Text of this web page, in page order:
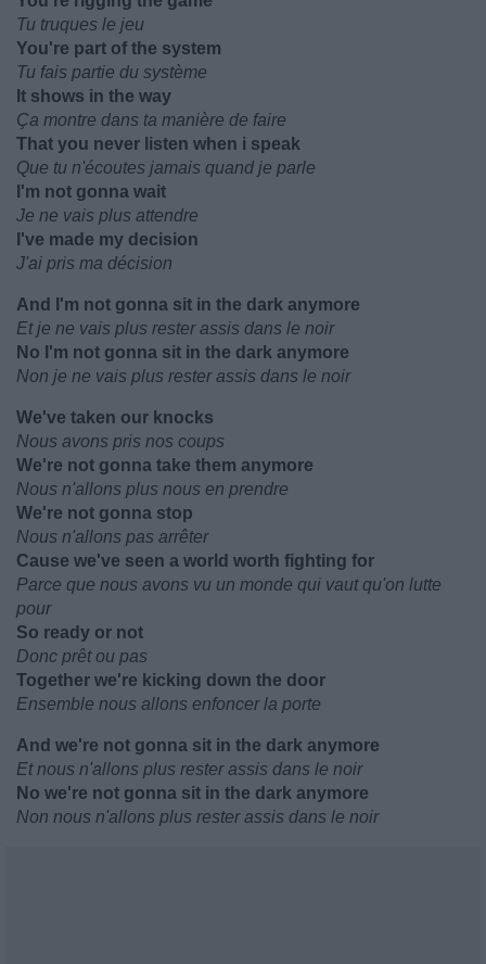
Tu truques le jeu
You're part of the system
Tu fais partie du système
It shows in the way
Ça montre dans ta manière de faire
That you never listen when i speak
Que tu n'écoutes jamais quand je parle
I'm not gonna wait
Je ne vais plus attendre
I've made my decision
J'ai pris ma décision
And I'm not gonna sit in the dark anymore
Et je ne vais plus rester assis dans le noir
No I'm not gonna sit in the dark anymore
Non je ne vais plus rester assis dans le noir
We've taken our knocks
Nous avons pris nos coups
We're not gonna take them anymore
Nous n'allons plus nous en prendre
We're not gonna stop
Nous n'allons pas arrêter
Cause we've seen a world worth fighting for
Parce que nous avons vu un monde qui vaut qu'on lutte
pour
So ready or not
Donc prêt ou pas
Together we're kicking down the door
Ensemble nous allons enfoncer la porte
And we're not gonna sit in the dark anymore
Et nous n'allons plus rester assis dans le noir
No we're not gonna sit in the dark anymore
Non nous n'allons plus rester assis dans le noir